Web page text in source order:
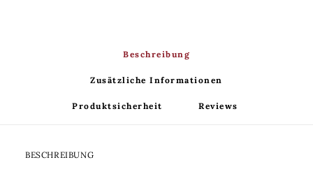
Beschreibung
Zusätzliche Informationen
Produktsicherheit Reviews
BESCHREIBUNG